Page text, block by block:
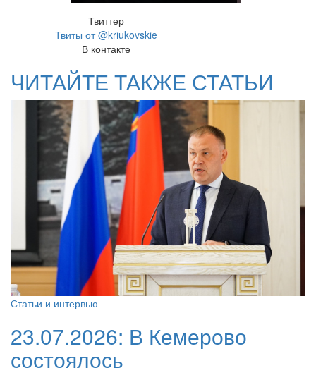
Твиттер
Твиты от @kriukovskie
В контакте
ЧИТАЙТЕ ТАКЖЕ СТАТЬИ
Статьи и интервью
23.07.2026: В Кемерово
состоялось